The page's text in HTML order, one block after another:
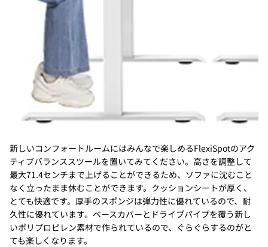
新しいコンフォートルームにはみんなで楽しめるFlexiSpotのアク
ティブバランススツールを置いてみてください。高さを調整して
最大71.4センチまで上げることができるため、ソファに沈むこと
なく立ったまま休むことができます。クッションシートが厚く、
とても快適です。厚手のスポンジは弾力性に優れているので、耐
久性に優れています。ベースカバーとドライブパイプを覆う新し
いポリプロピレン素材で作られているので、ぐらぐらするのがと
ても楽しくなります。